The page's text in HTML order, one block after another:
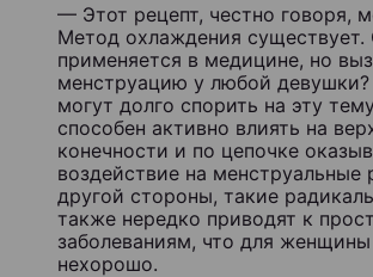
— Этот рецепт, честно говоря,
Метод охлаждения
применяется в медицине, но
менструацию у любой
могут долго спорить на эту
способен активно влиять на
конечности и по цепочке
воздействие на менструальные
другой стороны, такие
также нередко приводят к
заболеваниям, что для
нехорошо.